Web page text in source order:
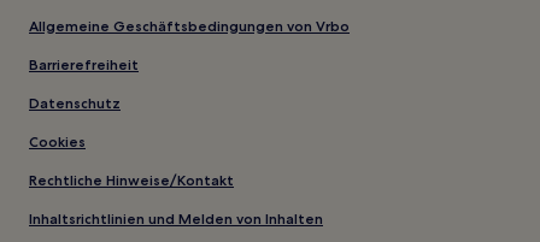
Allgemeine Geschäftsbedingungen von Vrbo
Barrierefreiheit
Datenschutz
Cookies
Rechtliche Hinweise/Kontakt
Inhaltsrichtlinien und Melden von Inhalten